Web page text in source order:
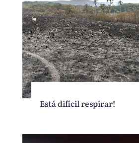
Está difícil respirar!